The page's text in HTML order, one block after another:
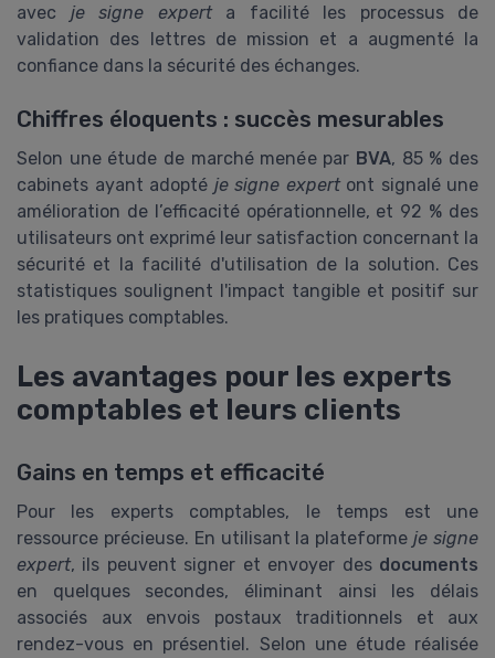
avec je signe experta facilité les processus de
validation des lettres de mission et a augmenté la
confiance dans la sécurité des échanges.
Chiffres éloquents : succès mesurables
Selon une étude de marché menée par BVA, 85 % des
cabinets ayant adopté je signe expertont signalé une
amélioration de l’efficacité opérationnelle, et 92 % des
utilisateurs ont exprimé leur satisfaction concernant la
sécurité et la facilité d'utilisation de la solution. Ces
statistiques soulignent l'impact tangible et positif sur
les pratiques comptables.
Les avantages pour les experts
comptables et leurs clients
Gains en temps et efficacité
Pour les experts comptables, le temps est une
ressource précieuse. En utilisant la plateformeje signe
expert, ils peuvent signer et envoyer des documents
en quelques secondes, éliminant ainsi les délais
associés aux envois postaux traditionnels et aux
rendez-vous en présentiel. Selon une étude réalisée